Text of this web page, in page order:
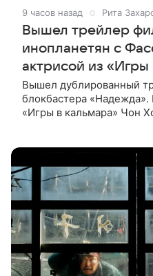
9 часов назад Рита
Вышел трейлер
инопланетян с
актрисой из «Игры
Вышел дублированный
блокбастера
«Игры в кальмара» Чон